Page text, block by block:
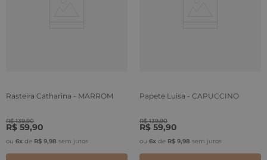
Rasteira Catharina - MARROM
R$ 139,90
R$ 59,90
ou 6x de R$ 9,98 sem juros
Papete Luisa - CAPUCCINO
R$ 139,90
R$ 59,90
ou 6x de R$ 9,98 sem juros